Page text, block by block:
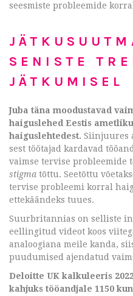
seesmiste probleemide
SENISTE
JÄTKUMISEL
Juba täna moodustavad
haiguslehed Eestis
haiguslehtedest. Siinjuures
sest töötajad kardavad
vaimse tervise probleemide
stigma tõttu. Seetõttu
tervise probleemi korral
ettekäändeks tuues.
Suurbritannias on selliste
eellingitud videot koos
analoogiana meile kanda,
puudumised ajendatud
Deloitte UK kalkuleeris
kahjuks tööandjale 1150